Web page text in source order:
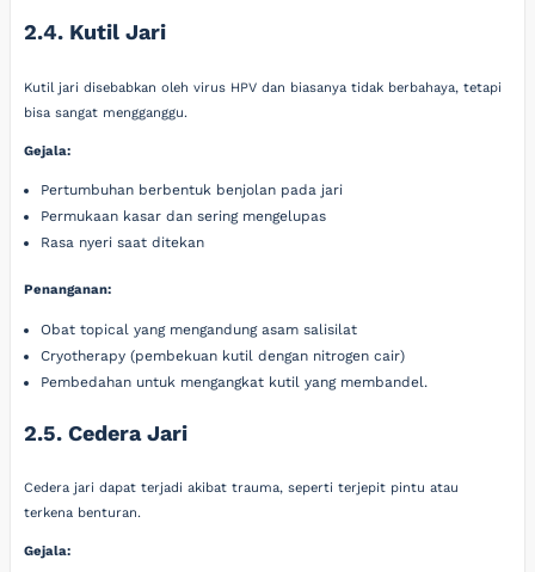
2.4. Kutil Jari
Kutil jari disebabkan oleh virus HPV dan biasanya tidak berbahaya, tetapi
bisa sangat mengganggu.
Gejala:
Pertumbuhan berbentuk benjolan pada jari
Permukaan kasar dan sering mengelupas
Rasa nyeri saat ditekan
Penanganan:
Obat topical yang mengandung asam salisilat
Cryotherapy (pembekuan kutil dengan nitrogen cair)
Pembedahan untuk mengangkat kutil yang membandel.
2.5. Cedera Jari
Cedera jari dapat terjadi akibat trauma, seperti terjepit pintu atau
terkena benturan.
Gejala: